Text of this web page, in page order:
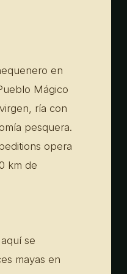
en
Mágico
ría con
pesquera.
opera
km de
se
mayas en